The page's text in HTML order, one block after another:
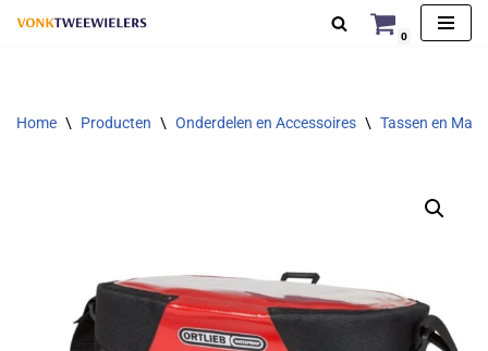
de
0
Home \ Producten \ Onderdelen en Accessoires \ Tassen en